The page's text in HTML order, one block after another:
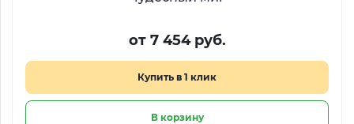
от 7 454 руб.
Купить в 1 клик
В корзину